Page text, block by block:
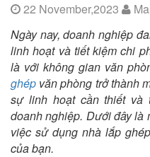
22 November,2023
Ngày nay, doanh nghiệp
linh hoạt và tiết kiệm chi
là với không gian văn
ghép văn phòng trở thành
sự linh hoạt cần thiết và
doanh nghiệp. Dưới đây là
việc sử dụng nhà lắp
của bạn.